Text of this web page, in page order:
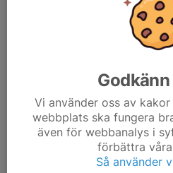
Vi använder oss av
webbplats ska fungera
även för webbanalys i
förbättra
Så använder